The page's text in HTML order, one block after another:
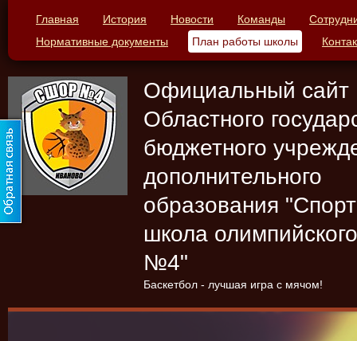
Главная История Новости Команды
Нормативные документы
План работы школы
Официальный сайт
Областного
бюджетного
дополнительного
образования
школа
№4"
Баскетбол - лучшая игра с мячом!